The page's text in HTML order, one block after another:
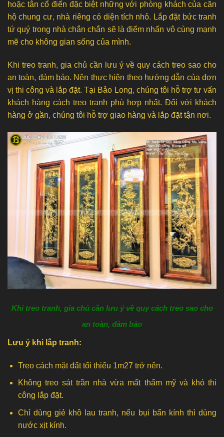
hoặc tân cổ điển đặc biệt những với phòng khách của căn
hộ chung cư, nhà riêng có diện tích nhỏ. Lắp đặt bức tranh
tứ quý trong nhà chắn chắn sẽ là điểm nhấn vô cùng mạnh
mẽ cho không gian sống của mình.
Khi treo tranh, gia chủ cần lưu ý về quy cách treo sao cho
an toàn, đảm bảo. Nên thực hiện theo hướng dẫn của đơn
vị thi công và lắp đặt. Tại Bảo Long, chúng tôi hỗ trợ tư vấn
khách hàng cách treo tranh phù hợp nhất. Đối với khách
hàng ở gần, chúng tôi hỗ trợ giao hàng và lắp đặt tận nơi.
Khi treo tranh, gia chủ cần lưu ý về quy cách treo sao cho
an toàn, đảm bảo
Lưu ý khi lắp tranh:
Treo cách mặt đất tối thiểu 1m27 trở nên.
Không treo sát trần nhà vừa mất thẩm mỹ và khó thi
công lắp đặt.
Chỉ dùng giẻ khô lau tranh, nếu bụi bẩn kính thì dùng
nước xịt kính.